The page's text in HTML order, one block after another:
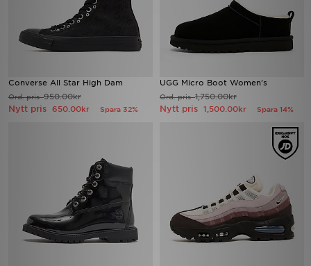
Converse All Star High Dam
Ord. pris950.00kr
Nytt pris 650.00kr Spara 32%
UGG Micro Boot Women's
Ord. pris1,750.00kr
Nytt pris 1,500.00kr Spara 14%